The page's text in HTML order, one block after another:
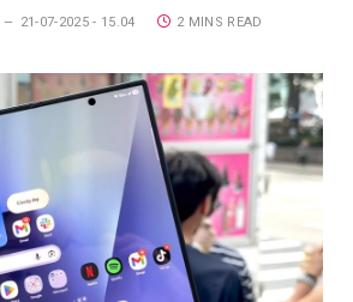
21-07-2025 - 15.04 2 MINS READ